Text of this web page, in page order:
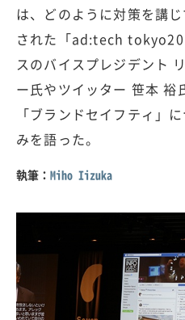
は、どのように対策を講
された「ad:tech
スのバイスプレジデント
ー氏やツイッター 笹本 裕
「ブランドセイフティ」
みを語った。
執筆： Miho Iizuka